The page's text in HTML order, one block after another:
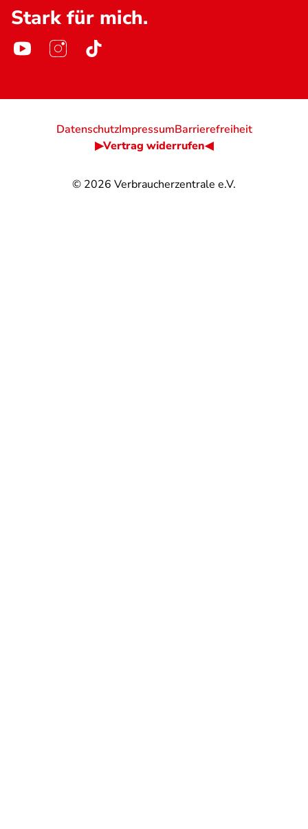
Stark für mich.
© 2026 Verbraucherzentrale e.V.
DatenschutzImpressumBarrierefreiheit
▶Vertrag widerrufen◀